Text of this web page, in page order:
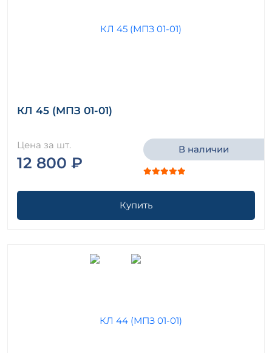
КЛ 45 (МПЗ 01-01)
Цена за шт.
12 800 ₽
В наличии
Купить